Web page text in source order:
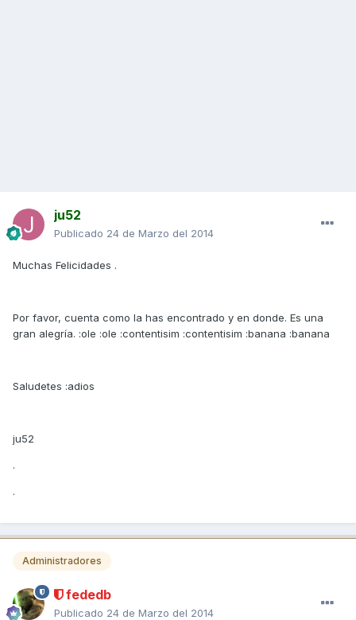
ju52
Publicado 24 de Marzo del 2014
Muchas Felicidades .
Por favor, cuenta como la has encontrado y en donde. Es una
gran alegría. :ole :ole :contentisim :contentisim :banana :banana
Saludetes :adios
ju52
.
.
Administradores
fededb
Publicado 24 de Marzo del 2014